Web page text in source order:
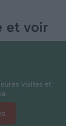
et voir
visites et